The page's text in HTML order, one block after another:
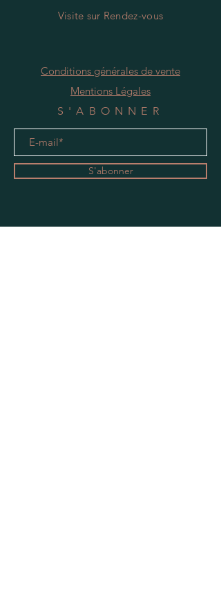
Visite sur Rendez-vous
Conditions générales de vente
Mentions Légales
S'ABONNER
S'abonner